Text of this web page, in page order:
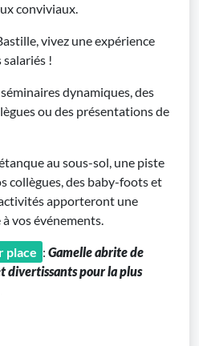
conviviaux.
vivez une expérience
!
dynamiques, des
ou des présentations de
au sous-sol, une piste
collègues, des baby-foots et
apporteront une
vos événements.
place : Gamelle abrite de
divertissants pour la plus